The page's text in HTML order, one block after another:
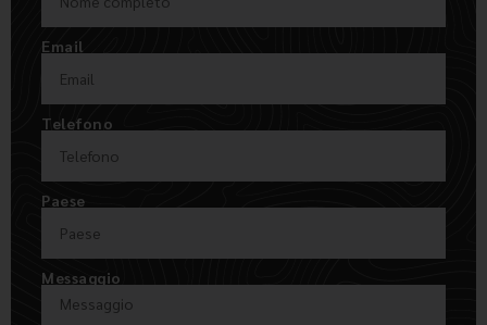
Email
Telefono
Paese
Messaggio